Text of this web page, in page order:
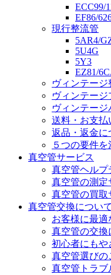
ECC99/
EF86/
現行整流管
5AR4/
5U4G
5Y3
EZ81/
ヴィンテージ
ヴィンテージ
ヴィンテージ
送料・お支払
返品・返金に
５つの要件
真空管サービス
真空管ヘルプ
真空管の測定
真空管の買
真空管交換について
お客様に最適
真空管の交換
初心者にもや
真空管選びの
真空管トラブ